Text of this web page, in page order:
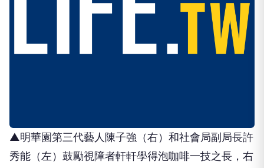
▲明華園第三代藝人陳子強（右）和社會局副局長許
秀能（左）鼓勵視障者軒軒學得泡咖啡一技之長，右